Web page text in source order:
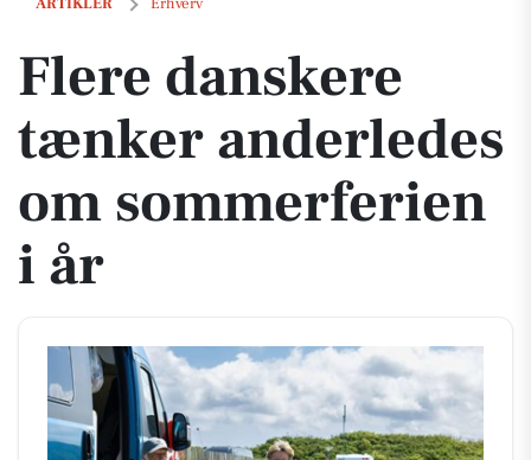
Flere danskere
tænker anderledes
om sommerferien
i år